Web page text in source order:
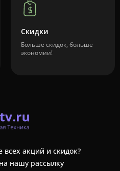
Скидки
Больше скидок, больше
экономии!
всех акций и скидок?
нашу рассылку